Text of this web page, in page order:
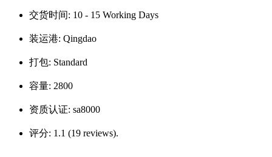
交货时间: 10 - 15 Working Days
装运港: Qingdao
打包: Standard
容量: 2800
资质认证: sa8000
评分: 1.1 (19 reviews).